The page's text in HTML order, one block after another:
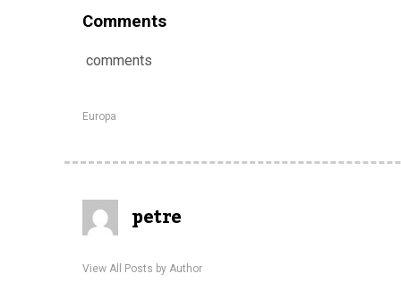
Comments
comments
Europa
petre
View All Posts by Author